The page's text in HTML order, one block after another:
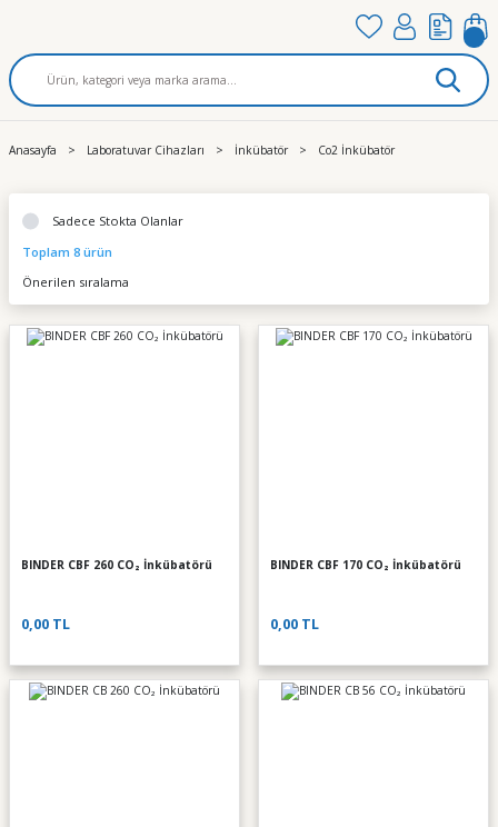
Anasayfa Laboratuvar Cihazları İnkübatör Co2 İnkübatör
Sadece Stokta Olanlar
Toplam 8 ürün
BINDER CBF 260 CO₂ İnkübatörü
0,00 TL
BINDER CBF 170 CO₂ İnkübatörü
0,00 TL